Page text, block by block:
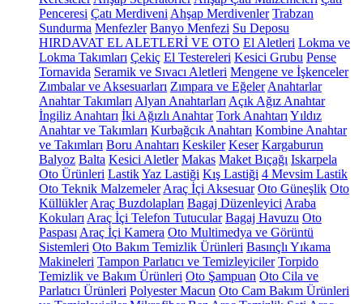
Penceresi Çatı Merdiveni Ahşap Merdivenler Trabzan
Sundurma Menfezler Banyo Menfezi Su Deposu
HIRDAVAT EL ALETLERİ VE OTO El Aletleri Lokma ve
Lokma Takımları Çekiç El Testereleri Kesici Grubu Pense
Tornavida Seramik ve Sıvacı Aletleri Mengene ve İşkenceler
Zımbalar ve Aksesuarları Zımpara ve Eğeler Anahtarlar
Anahtar Takımları Alyan Anahtarları Açık Ağız Anahtar
İngiliz Anahtarı İki Ağızlı Anahtar Tork Anahtarı Yıldız
Anahtar ve Takımları Kurbağcık Anahtarı Kombine Anahtar
ve Takımları Boru Anahtarı Keskiler Keser Kargaburun
Balyoz Balta Kesici Aletler Makas Maket Bıçağı Iskarpela
Oto Ürünleri LastikYaz Lastiği Kış Lastiği 4 Mevsim Lastik
Oto Teknik Malzemeler Araç İçi Aksesuar Oto Güneşlik Oto
Küllükler Araç Buzdolapları Bagaj Düzenleyici Araba
Kokuları Araç İçi Telefon Tutucular Bagaj Havuzu Oto
Paspası Araç İçi Kamera Oto Multimedya ve Görüntü
Sistemleri Oto Bakım Temizlik Ürünleri Basınçlı Yıkama
Makineleri Tampon Parlatıcı ve Temizleyiciler Torpido
Temizlik ve Bakım Ürünleri Oto Şampuan Oto Cila ve
Parlatıcı Ürünleri Polyester Macun Oto Cam Bakım Ürünleri